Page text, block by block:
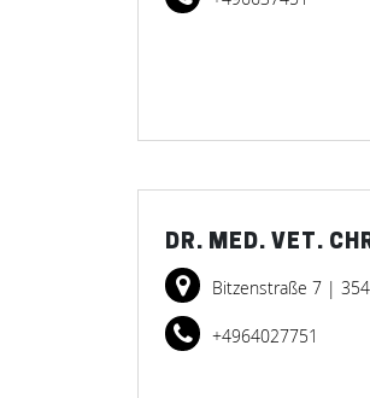
DR. MED. VET.
Bitzenstraße 7 |
+4964027751